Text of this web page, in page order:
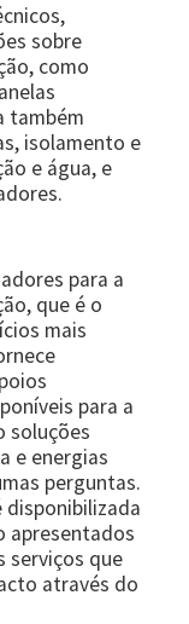
sobre
como
também
isolamento e
e água, e
para a
que é o
mais
para a
soluções
e energias
perguntas.
disponibilizada
apresentados
serviços que
através do